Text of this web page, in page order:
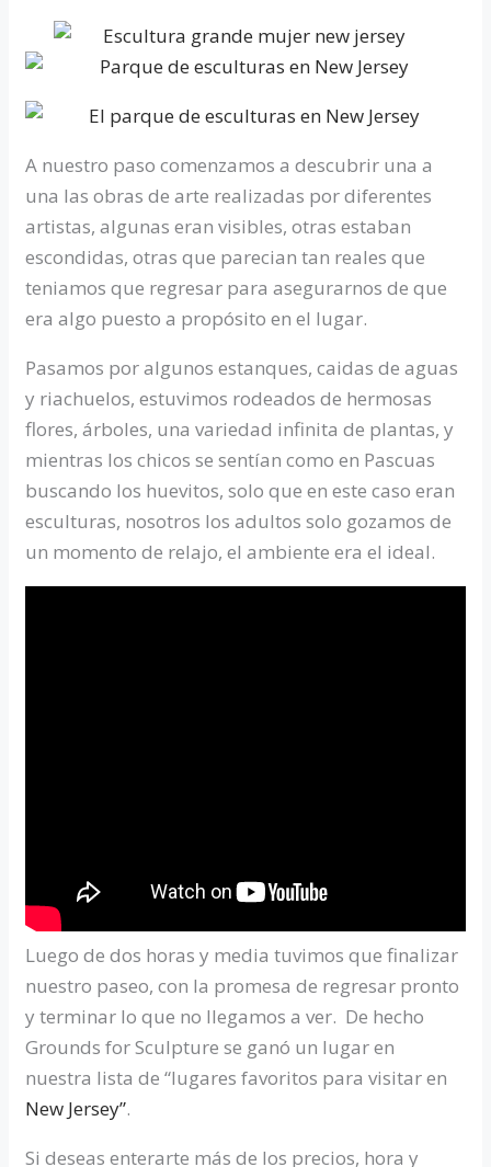
A nuestro paso comenzamos a descubrir una a
una las obras de arte realizadas por diferentes
artistas, algunas eran visibles, otras estaban
escondidas, otras que parecian tan reales que
teniamos que regresar para asegurarnos de que
era algo puesto a propósito en el lugar.
Pasamos por algunos estanques, caidas de aguas
y riachuelos, estuvimos rodeados de hermosas
flores, árboles, una variedad infinita de plantas, y
mientras los chicos se sentían como en Pascuas
buscando los huevitos, solo que en este caso eran
esculturas, nosotros los adultos solo gozamos de
un momento de relajo, el ambiente era el ideal.
Luego de dos horas y media tuvimos que finalizar
nuestro paseo, con la promesa de regresar pronto
y terminar lo que no llegamos a ver. De hecho
Grounds for Sculpture se ganó un lugar en
nuestra lista de “lugares favoritos para visitar en
New Jersey”.
Si deseas enterarte más de los precios, hora y